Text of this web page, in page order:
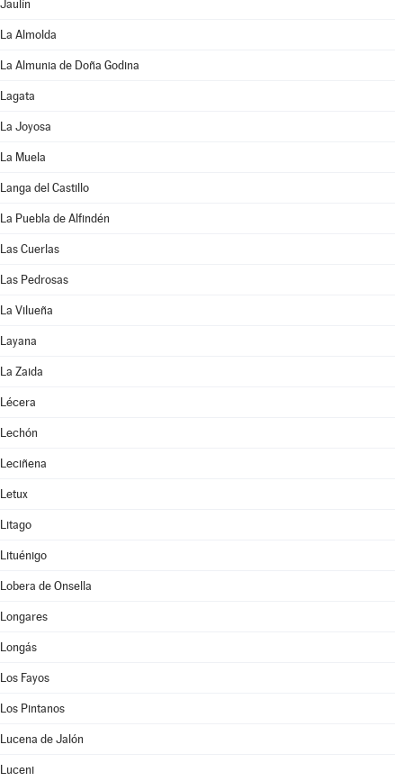
Jaulín
La Almolda
La Almunia de Doña Godina
Lagata
La Joyosa
La Muela
Langa del Castillo
La Puebla de Alfindén
Las Cuerlas
Las Pedrosas
La Vilueña
Layana
La Zaida
Lécera
Lechón
Leciñena
Letux
Litago
Lituénigo
Lobera de Onsella
Longares
Longás
Los Fayos
Los Pintanos
Lucena de Jalón
Luceni